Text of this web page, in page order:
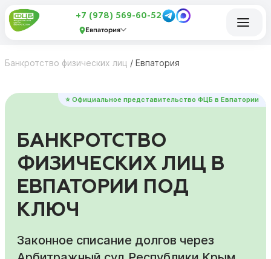
+7 (978) 569-60-52
Евпатория
Банкротство физических лиц / Евпатория
⭐ Официальное представительство ФЦБ в Евпатории
БАНКРОТСТВО
ФИЗИЧЕСКИХ ЛИЦ В
ЕВПАТОРИИ ПОД
КЛЮЧ
Законное списание долгов через